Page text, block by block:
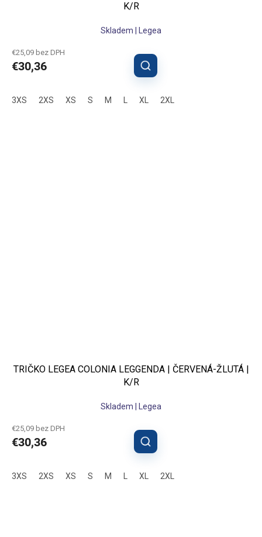
K/R
Skladem | Legea
€25,09 bez DPH
€30,36
3XS 2XS XS S M XL 2XL
TRIČKO LEGEA COLONIA LEGGENDA | ČERVENÁ-ŽLUTÁ |
K/R
Skladem | Legea
€25,09 bez DPH
€30,36
3XS 2XS XS S M XL 2XL